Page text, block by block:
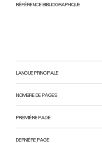
RÉFÉRENCE BIBLIOGRAPHIQUE
LANGUE PRINCIPALE
NOMBRE DE PAGES
PREMIÈRE PAGE
DERNIÈRE PAGE